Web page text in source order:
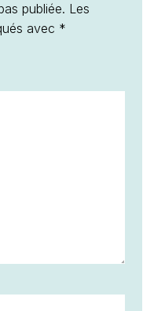
publiée. Les
avec *